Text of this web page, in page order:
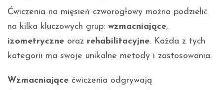
Ćwiczenia na mięsień czworogłowy można podzielić
na kilka kluczowych grup: wzmacniające,
izometryczne oraz rehabilitacyjne. Każda z tych
kategorii ma swoje unikalne metody i zastosowania.
Wzmacniające ćwiczenia odgrywają